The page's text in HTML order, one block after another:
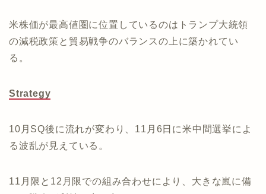
米株価が最高値圏に位置しているのはトランプ大統領
の減税政策と貿易戦争のバランスの上に築かれてい
る。
Strategy
10月SQ後に流れが変わり、11月6日に米中間選挙によ
る波乱が見えている。
11月限と12月限での組み合わせにより、大きな嵐に備